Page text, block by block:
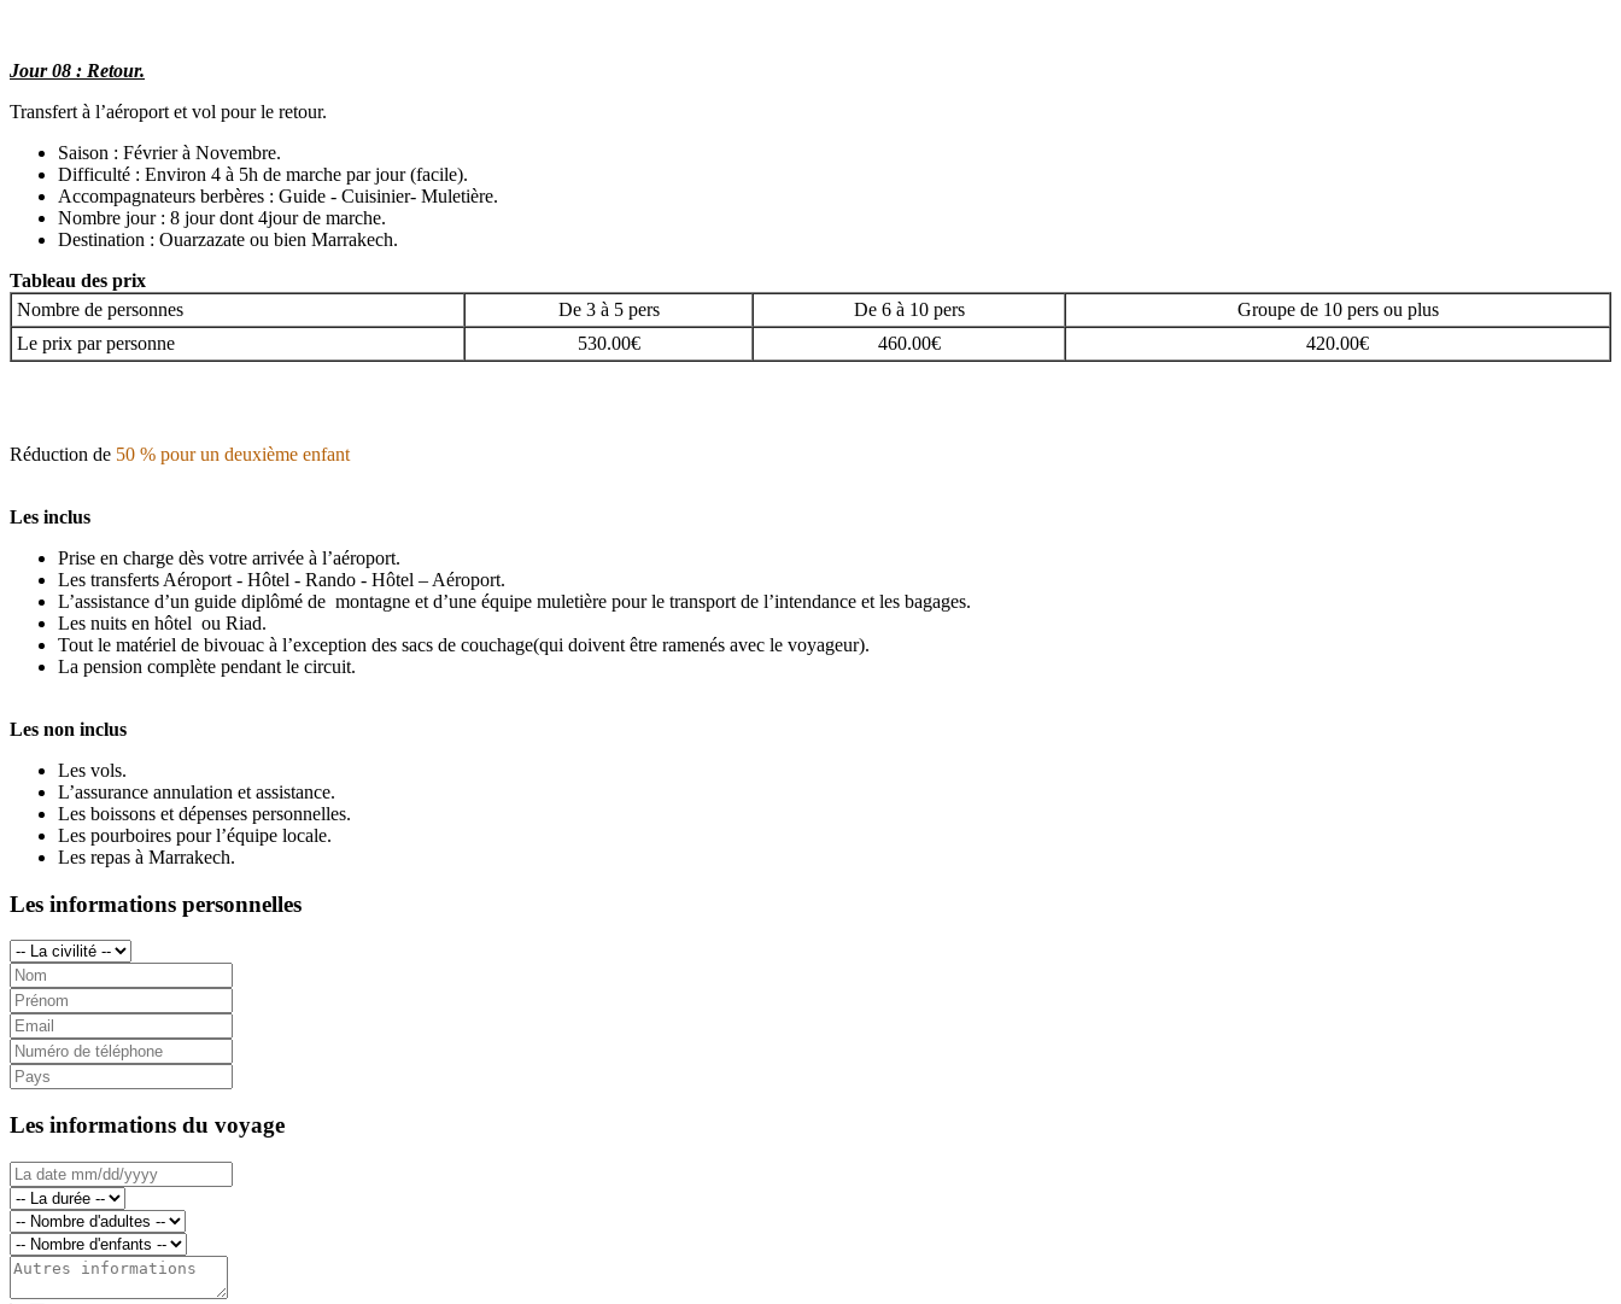
Jour 08 : Retour.
Transfert à l’aéroport et vol pour le retour.
Saison : Février à Novembre.
Difficulté : Environ 4 à 5h de marche par jour (facile).
Accompagnateurs berbères : Guide - Cuisinier- Muletière.
Nombre jour : 8 jour dont 4jour de marche.
Destination : Ouarzazate ou bien Marrakech.
Tableau des prix
Nombre de personnes
De 3 à 5 pers De 6 à 10 pers
Groupe de 10 pers ou plus
Le prix par personne
530.00€ 460.00€ 420.00€
Réduction de 50 % pour un deuxième enfant
Les inclus
Prise en charge dès votre arrivée à l’aéroport.
Les transferts Aéroport - Hôtel - Rando - Hôtel – Aéroport.
L’assistance d’un guide diplômé de montagne et d’une équipe muletière pour le transport de l’intendance et les bagages.
Les nuits en hôtel ou Riad.
Tout le matériel de bivouac à l’exception des sacs de couchage(qui doivent être ramenés avec le voyageur).
La pension complète pendant le circuit.
Les non inclus
Les vols.
L’assurance annulation et assistance.
Les boissons et dépenses personnelles.
Les pourboires pour l’équipe locale.
Les repas à Marrakech.
Les informations personnelles
Les informations du voyage